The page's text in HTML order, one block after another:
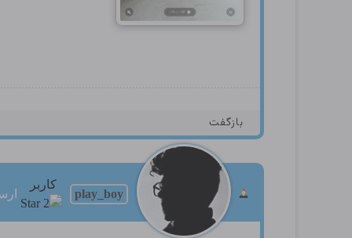
بازگفت
play_boy
کاربر